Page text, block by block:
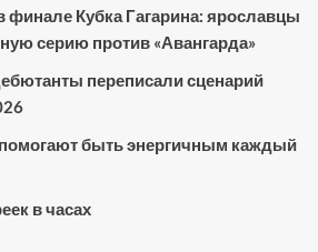
финале Кубка Гагарина: ярославцы
серию против «Авангарда»
переписали сценарий
помогают быть энергичным каждый
в часах